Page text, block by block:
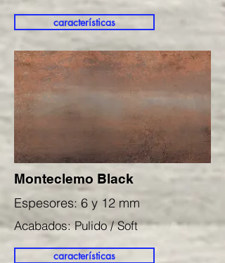
características
Monteclemo Black
Espesores: 6 y 12 mm
Acabados: Pulido / Soft
características